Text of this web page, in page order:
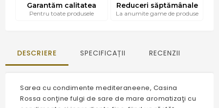
Garantăm calitatea
Pentru toate produsele
Reduceri săptămânale
La anumite game de produse
DESCRIERE SPECIFICAȚII RECENZII
Sarea cu condimente mediteraneene, Casina
Rossa conţine fulgi de sare de mare aromatizaţi cu